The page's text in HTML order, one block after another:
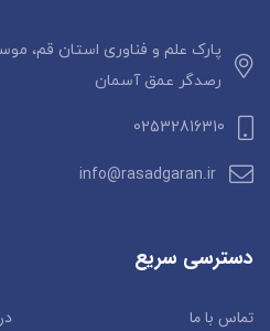
پارک علم و فناوری استان قم،
رصدگر عمق آسمان
02532816310
info@rasadgaran.ir
دسترسی سریع
تماس با ما